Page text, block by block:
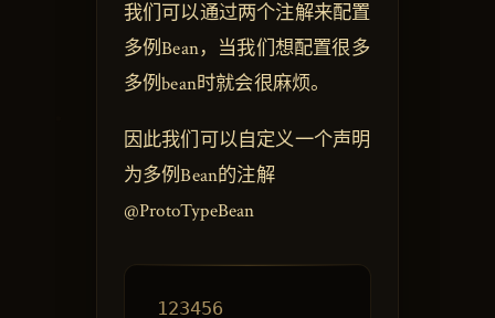
我们可以通过两个注解来配置
多例Bean，当我们想配置很多
多例bean时就会很麻烦。
因此我们可以自定义一个声明
为多例Bean的注解
@ProtoTypeBean